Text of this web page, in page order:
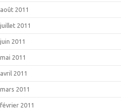
août 2011
juillet 2011
juin 2011
mai 2011
avril 2011
mars 2011
février 2011